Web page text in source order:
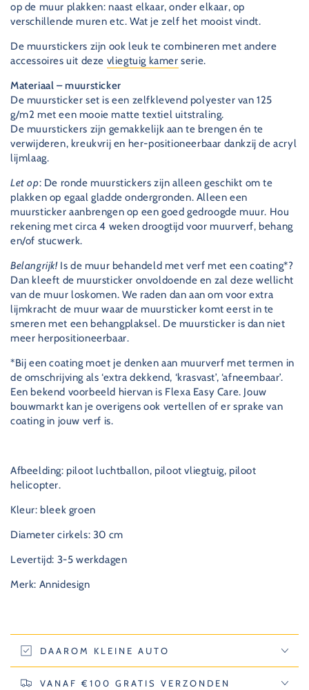
op de muur plakken: naast elkaar, onder elkaar, op
verschillende muren etc. Wat je zelf het mooist vindt.
De muurstickers zijn ook leuk te combineren met andere
accessoires uit deze vliegtuig kamer serie.
Materiaal – muursticker
De muursticker set is een zelfklevend polyester van 125
g/m2 met een mooie matte textiel uitstraling.
De muurstickers zijn gemakkelijk aan te brengen én te
verwijderen, kreukvrij en her-positioneerbaar dankzij de acryl
lijmlaag.
Let op: De ronde muurstickers zijn alleen geschikt om te
plakken op egaal gladde ondergronden. Alleen een
muursticker aanbrengen op een goed gedroogde muur. Hou
rekening met circa 4 weken droogtijd voor muurverf, behang
en/of stucwerk.
Belangrijk!Is de muur behandeld met verf met een coating*?
Dan kleeft de muursticker onvoldoende en zal deze wellicht
van de muur loskomen. We raden dan aan om voor extra
lijmkracht de muur waar de muursticker komt eerst in te
smeren met een behangplaksel. De muursticker is dan niet
meer herpositioneerbaar.
*Bij een coating moet je denken aan muurverf met termen in
de omschrijving als ‘extra dekkend, ‘krasvast’, ‘afneembaar’.
Een bekend voorbeeld hiervan is Flexa Easy Care. Jouw
bouwmarkt kan je overigens ook vertellen of er sprake van
coating in jouw verf is.
Afbeelding: piloot luchtballon, piloot vliegtuig, piloot
helicopter.
Kleur: bleek groen
Diameter cirkels: 30 cm
Levertijd: 3-5 werkdagen
Merk: Annidesign
DAAROM KLEINE AUTO
VANAF €100 GRATIS VERZONDEN